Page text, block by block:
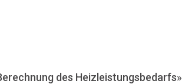
des Heizleistungsbedarfs»